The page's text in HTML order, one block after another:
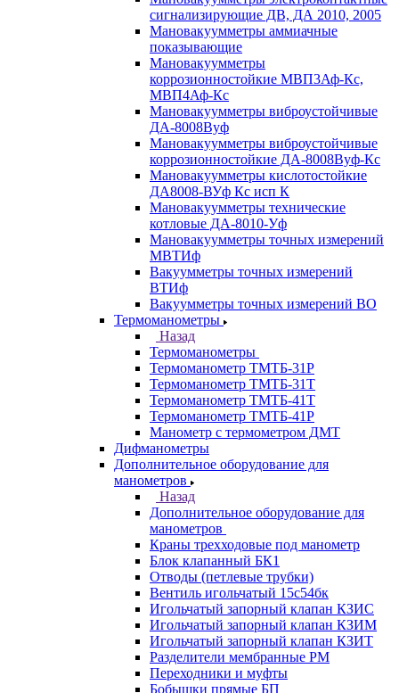
сигнализирующие ДВ, ДА 2010, 2005
Мановакуумметры аммиачные
показывающие
Мановакуумметры
коррозионностойкие МВП3Аф-Кс,
МВП4Аф-Кс
Мановакуумметры виброустойчивые
ДА-8008Вуф
Мановакуумметры виброустойчивые
коррозионностойкие ДА-8008Вуф-Кс
Мановакуумметры кислотостойкие
ДА8008-ВУф Кс исп К
Мановакуумметры технические
котловые ДА-8010-Уф
Мановакуумметры точных измерений
МВТИф
Вакуумметры точных измерений
ВТИф
Вакуумметры точных измерений ВО
Термоманометры
Назад
Термоманометры
Термоманометр ТМТБ-31Р
Термоманометр ТМТБ-31Т
Термоманометр ТМТБ-41Т
Термоманометр ТМТБ-41Р
Манометр с термометром ДМТ
Дифманометры
Дополнительное оборудование для
манометров
Назад
Дополнительное оборудование для
манометров
Краны трехходовые под манометр
Блок клапанный БК1
Отводы (петлевые трубки)
Вентиль игольчатый 15с54бк
Игольчатый запорный клапан КЗИС
Игольчатый запорный клапан КЗИМ
Игольчатый запорный клапан КЗИТ
Разделители мембранные РМ
Переходники и муфты
Бобышки прямые БП